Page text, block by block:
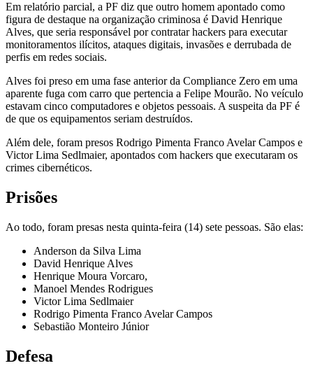
Em relatório parcial, a PF diz que outro homem apontado como
figura de destaque na organização criminosa é David Henrique
Alves, que seria responsável por contratar hackers para executar
monitoramentos ilícitos, ataques digitais, invasões e derrubada de
perfis em redes sociais.
Alves foi preso em uma fase anterior da Compliance Zero em uma
aparente fuga com carro que pertencia a Felipe Mourão. No veículo
estavam cinco computadores e objetos pessoais. A suspeita da PF é
de que os equipamentos seriam destruídos.
Além dele, foram presos Rodrigo Pimenta Franco Avelar Campos e
Victor Lima Sedlmaier, apontados com hackers que executaram os
crimes cibernéticos.
Prisões
Ao todo, foram presas nesta quinta-feira (14) sete pessoas. São elas:
Anderson da Silva Lima
David Henrique Alves
Henrique Moura Vorcaro,
Manoel Mendes Rodrigues
Victor Lima Sedlmaier
Rodrigo Pimenta Franco Avelar Campos
Sebastião Monteiro Júnior
Defesa